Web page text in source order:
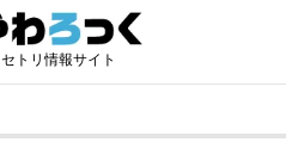
セトリ情報サイト